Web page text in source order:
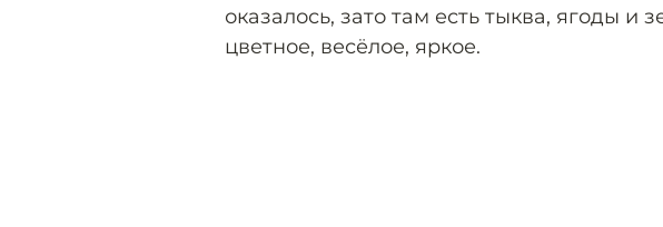
оказалось, зато там есть тыква, ягоды и
цветное, весёлое, яркое.